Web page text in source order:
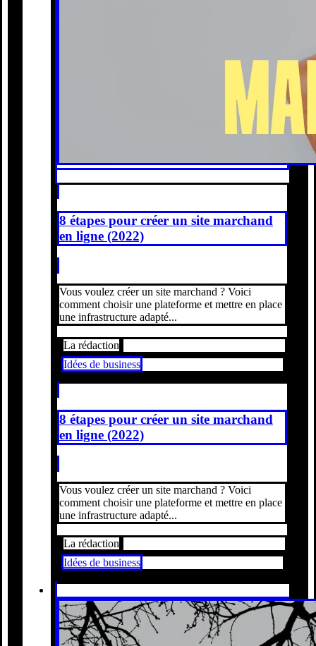
8 étapes pour créer un site marchand
en ligne (2022)
Vous voulez créer un site marchand ? Voici
comment choisir une plateforme et mettre en place
une infrastructure adapté...
La rédaction
Idées de business
8 étapes pour créer un site marchand
en ligne (2022)
Vous voulez créer un site marchand ? Voici
comment choisir une plateforme et mettre en place
une infrastructure adapté...
La rédaction
Idées de business